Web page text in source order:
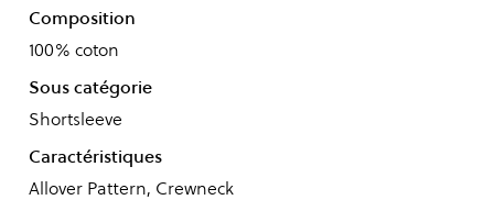
Composition
100% coton
Sous catégorie
Shortsleeve
Caractéristiques
Allover Pattern, Crewneck